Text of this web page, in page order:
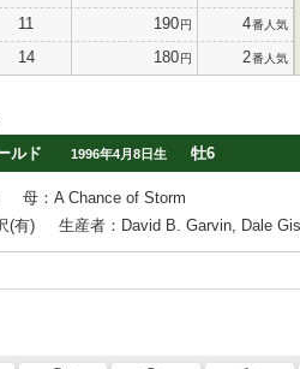
11 190円 4番人気
14 180円 2番人気
ルド
1996年4月8日生 牡6
母：A Chance of Storm
(有)
生産者：David B. Garvin, Dale